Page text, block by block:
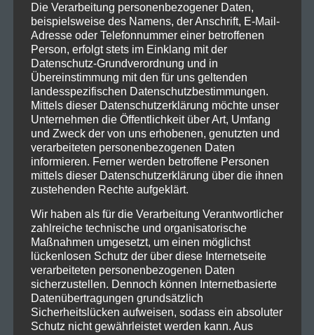
Die Verarbeitung personenbezogener Daten,
beispielsweise des Namens, der Anschrift, E-Mail-
Adresse oder Telefonnummer einer betroffenen
Person, erfolgt stets im Einklang mit der
Datenschutz-Grundverordnung und in
Übereinstimmung mit den für uns geltenden
landesspezifischen Datenschutzbestimmungen.
Mittels dieser Datenschutzerklärung möchte unser
Unternehmen die Öffentlichkeit über Art, Umfang
und Zweck der von uns erhobenen, genutzten und
verarbeiteten personenbezogenen Daten
informieren. Ferner werden betroffene Personen
mittels dieser Datenschutzerklärung über die ihnen
zustehenden Rechte aufgeklärt.
Wir haben als für die Verarbeitung Verantwortlicher
zahlreiche technische und organisatorische
Maßnahmen umgesetzt, um einen möglichst
lückenlosen Schutz der über diese Internetseite
verarbeiteten personenbezogenen Daten
sicherzustellen. Dennoch können Internetbasierte
Datenübertragungen grundsätzlich
Sicherheitslücken aufweisen, sodass ein absoluter
Schutz nicht gewährleistet werden kann. Aus